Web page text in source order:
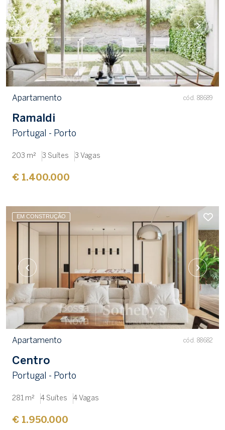
Apartamento cód. 88689
Ramaldi
Portugal - Porto
203 m² 3 Suítes 3 Vagas
€ 1.400.000
EM CONSTRUÇÃO
Apartamento cód. 88682
Centro
Portugal - Porto
281 m² 4 Suítes 4 Vagas
€ 1.950.000